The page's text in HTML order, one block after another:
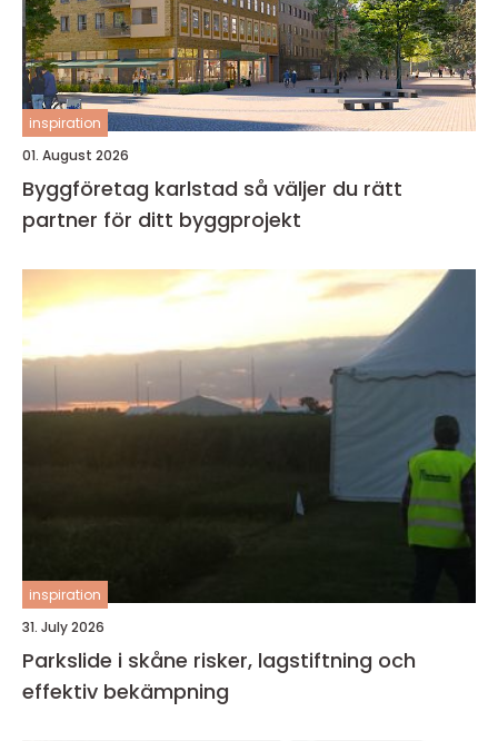
inspiration
01. August 2026
Byggföretag karlstad så väljer du rätt
partner för ditt byggprojekt
inspiration
31. July 2026
Parkslide i skåne risker, lagstiftning och
effektiv bekämpning